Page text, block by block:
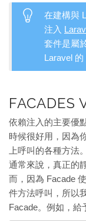
在建構與
注入
套件是屬
Laravel 的
FACADES
依賴注入的主要優
時候很好用，因為
上呼叫的各種方法。
通常來說，真正的
而，因為 Facade
件方法呼叫，所以
Facade。例如，給